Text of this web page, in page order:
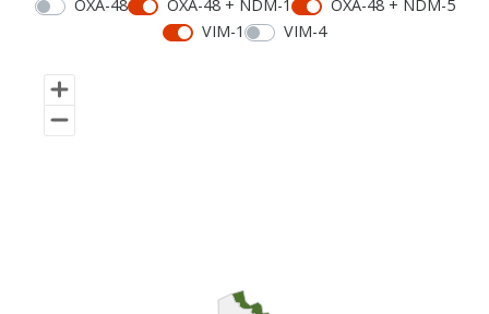
OXA-48
OXA-48 + NDM-1
OXA-48 + NDM-5
VIM-1
VIM-4